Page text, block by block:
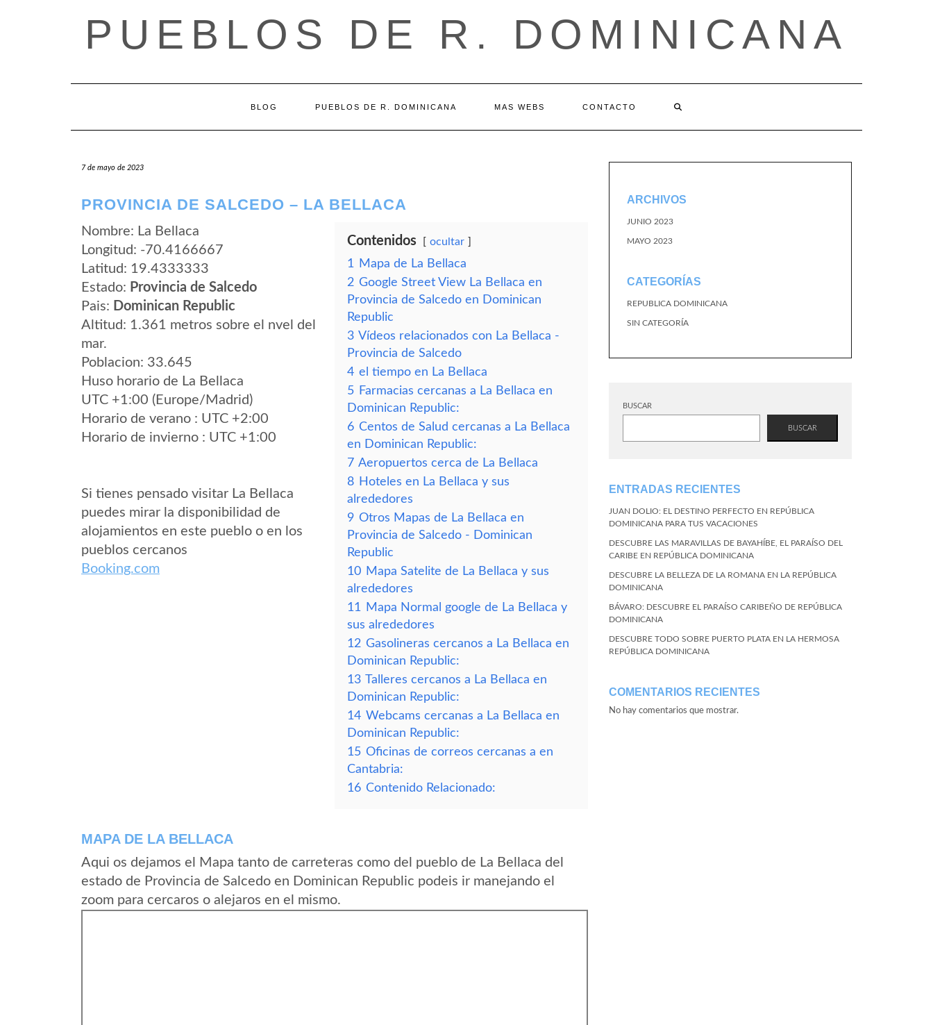
PUEBLOS DE R. DOMINICANA
BLOG PUEBLOS DE R. DOMINICANA MAS WEBS CONTACTO
7 de mayo de 2023
PROVINCIA DE SALCEDO – LA BELLACA
Nombre: La Bellaca
Longitud: -70.4166667
Latitud: 19.4333333
Estado: Provincia de Salcedo
Pais: Dominican Republic
Altitud: 1.361 metros sobre el nvel del
mar.
Poblacion: 33.645
Huso horario de La Bellaca
UTC +1:00 (Europe/Madrid)
Horario de verano : UTC +2:00
Horario de invierno : UTC +1:00
Si tienes pensado visitar La Bellaca
puedes mirar la disponibilidad de
alojamientos en este pueblo o en los
pueblos cercanos
Booking.com
Contenidos ocultar
1
Mapa de La Bellaca
2 Google Street View La Bellaca en
Provincia de Salcedo en Dominican
Republic
3 Vídeos relacionados con La Bellaca -
Provincia de Salcedo
4 el tiempo en La Bellaca
5 Farmacias cercanas a La Bellaca en
Dominican Republic:
6 Centos de Salud cercanas a La Bellaca
en Dominican Republic:
7 Aeropuertos cerca de La Bellaca
8 Hoteles en La Bellaca y sus
alrededores
9 Otros Mapas de La Bellaca en
Provincia de Salcedo - Dominican
Republic
10 Mapa Satelite de La Bellaca y sus
alrededores
11
Mapa Normal google de La Bellaca y
sus alrededores
12 Gasolineras cercanos a La Bellaca en
Dominican Republic:
13 Talleres cercanos a La Bellaca en
Dominican Republic:
14 Webcams cercanas a La Bellaca en
Dominican Republic:
15 Oficinas de correos cercanas a en
Cantabria:
16 Contenido Relacionado:
MAPA DE LA BELLACA
Aqui os dejamos el Mapa tanto de carreteras como del pueblo de La Bellaca del
estado de Provincia de Salcedo en Dominican Republic podeis ir manejando el
zoom para cercaros o alejaros en el mismo.
ARCHIVOS
JUNIO 2023
MAYO 2023
CATEGORÍAS
REPUBLICA DOMINICANA
SIN CATEGORÍA
BUSCAR
BUSCAR
ENTRADAS RECIENTES
JUAN DOLIO: EL DESTINO PERFECTO EN REPÚBLICA
DOMINICANA PARA TUS VACACIONES
DESCUBRE LAS MARAVILLAS DE BAYAHÍBE, EL PARAÍSO DEL
CARIBE EN REPÚBLICA DOMINICANA
DESCUBRE LA BELLEZA DE LA ROMANA EN LA REPÚBLICA
DOMINICANA
BÁVARO: DESCUBRE EL PARAÍSO CARIBEÑO DE REPÚBLICA
DOMINICANA
DESCUBRE TODO SOBRE PUERTO PLATA EN LA HERMOSA
REPÚBLICA DOMINICANA
COMENTARIOS RECIENTES
No hay comentarios que mostrar.